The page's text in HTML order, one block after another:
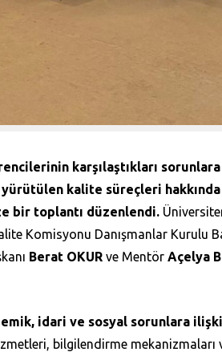
karşılaştıkları
kalite süreçleri
bir toplantı düzenlendi.
Komisyonu Danışmanlar Kurulu
Berat OKUR ve Mentör Açelya
idari ve sosyal sorunlara
bilgilendirme mekanizmaları